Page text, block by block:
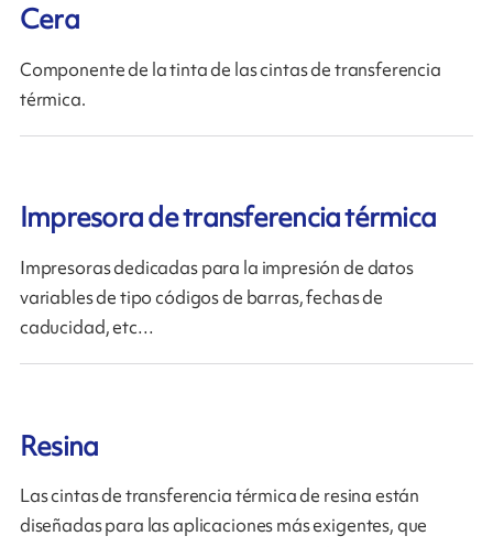
Cera
Componente de la tinta de las cintas de transferencia
térmica.
Impresora de transferencia térmica
Impresoras dedicadas para la impresión de datos
variables de tipo códigos de barras, fechas de
caducidad, etc…
Resina
Las cintas de transferencia térmica de resina están
diseñadas para las aplicaciones más exigentes, que